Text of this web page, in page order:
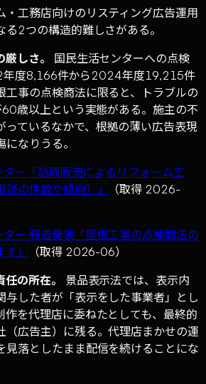
・工務店向けのリスティング広告運用
る2つの構造的難しさがある。
しさ。
国民生活センターへの点検
年度8,166件から2024年度19,215件
工事の点検商法に限ると、トラブルの
歳以上という実態がある。施主の不
っているなかで、根拠の薄い広告表現
なりうる。
ター「訪問販売によるリフォーム工
の件数や傾向）」
（取得 2026-
ター 報道発表「屋根工事の点検商法の
」
（取得 2026-06）
の所在。
景品表示法では、表示内
与した者が「表示をした事業者」とし
作を代理店に委ねたとしても、最終的
（広告主）に残る。代理店まかせの運
見落としたまま配信を続けることにな